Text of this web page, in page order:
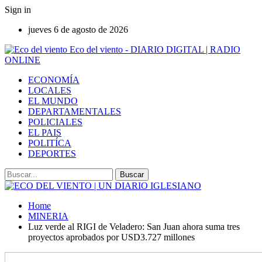
Sign in
jueves 6 de agosto de 2026
Eco del viento - DIARIO DIGITAL | RADIO
ONLINE
ECONOMÍA
LOCALES
EL MUNDO
DEPARTAMENTALES
POLICIALES
EL PAIS
POLITÍCA
DEPORTES
Home
MINERIA
Luz verde al RIGI de Veladero: San Juan ahora suma tres
proyectos aprobados por USD3.727 millones